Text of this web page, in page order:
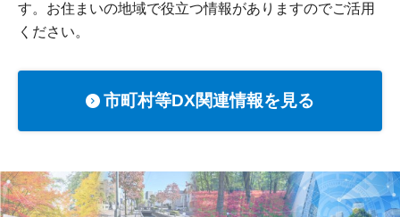
す。お住まいの地域で役立つ情報がありますのでご活用
ください。
市町村等DX関連情報を見る